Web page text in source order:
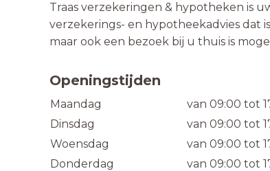
Traas verzekeringen & hypotheken is
verzekerings- en hypotheekadvies dat
maar ook een bezoek bij u thuis is
Openingstijden
Maandag
van 09:00 tot
Dinsdag
van 09:00 tot
Woensdag
van 09:00 tot
Donderdag
van 09:00 tot